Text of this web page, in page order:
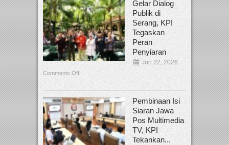
Gelar Dialog
Publik di
Serang, KPI
Tegaskan
Peran
Penyiaran
Jun 22, 2026
Comments Off
Pembinaan Isi
Siaran Jawa
Pos Multimedia
TV, KPI
Tekankan...